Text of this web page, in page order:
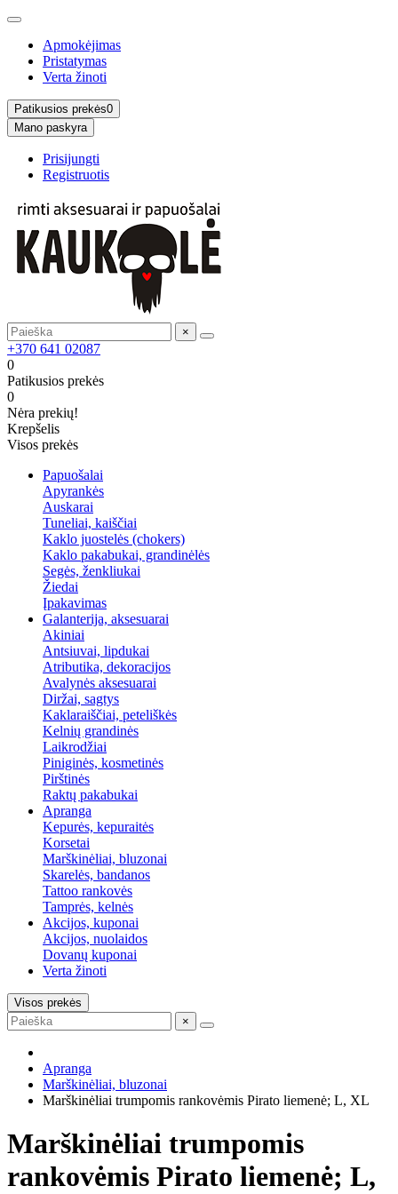
Apmokėjimas
Pristatymas
Verta žinoti
Patikusios prekės0
Mano paskyra
Prisijungti
Registruotis
×
+370 641 02087
0
Patikusios prekės
0
Nėra prekių!
Krepšelis
Visos prekės
Papuošalai
Apyrankės
Auskarai
Tuneliai, kaiščiai
Kaklo juostelės (chokers)
Kaklo pakabukai, grandinėlės
Segės, ženkliukai
Žiedai
Įpakavimas
Galanterija, aksesuarai
Akiniai
Antsiuvai, lipdukai
Atributika, dekoracijos
Avalynės aksesuarai
Diržai, sagtys
Kaklaraiščiai, peteliškės
Kelnių grandinės
Laikrodžiai
Piniginės, kosmetinės
Pirštinės
Raktų pakabukai
Apranga
Kepurės, kepuraitės
Korsetai
Marškinėliai, bluzonai
Skarelės, bandanos
Tattoo rankovės
Tamprės, kelnės
Akcijos, kuponai
Akcijos, nuolaidos
Dovanų kuponai
Verta žinoti
Visos prekės
×
Apranga
Marškinėliai, bluzonai
Marškinėliai trumpomis rankovėmis Pirato liemenė; L, XL
Marškinėliai trumpomis
rankovėmis Pirato liemenė; L,